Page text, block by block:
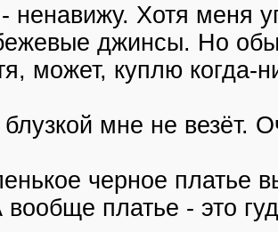
ненавижу. Хотя меня
джинсы. Но
может, куплю когда-
мне не везёт.
черное платье
платье - это